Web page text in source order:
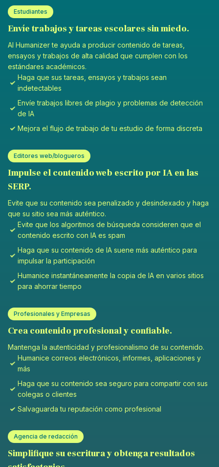
Estudiantes
Envíe trabajos y tareas escolares sin miedo.
AI Humanizer te ayuda a producir contenido de tareas,
ensayos y trabajos de alta calidad que cumplen con los
estándares académicos.
Haga que sus tareas, ensayos y trabajos sean
indetectables
Envíe trabajos libres de plagio y problemas de detección
de IA
Mejora el flujo de trabajo de tu estudio de forma discreta
Editores web/blogueros
Impulse el contenido web escrito por IA en las
SERP.
Evite que su contenido sea penalizado y desindexado y haga
que su sitio sea más auténtico.
Evite que los algoritmos de búsqueda consideren que el
contenido escrito con IA es spam
Haga que su contenido de IA suene más auténtico para
impulsar la participación
Humanice instantáneamente la copia de IA en varios sitios
para ahorrar tiempo
Profesionales y Empresas
Crea contenido profesional y confiable.
Mantenga la autenticidad y profesionalismo de su contenido.
Humanice correos electrónicos, informes, aplicaciones y
más
Haga que su contenido sea seguro para compartir con sus
colegas o clientes
Salvaguarda tu reputación como profesional
Agencia de redacción
Simplifique su escritura y obtenga resultados